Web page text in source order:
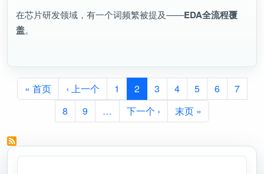
在芯片研发领域，有一个词频繁被提及——EDA全流程覆
盖。
分页
« 首页首页‹ 上一个前一页
1 2 3 4 5 6
7
8
9 … 下一个 ›下一页末页 »末页